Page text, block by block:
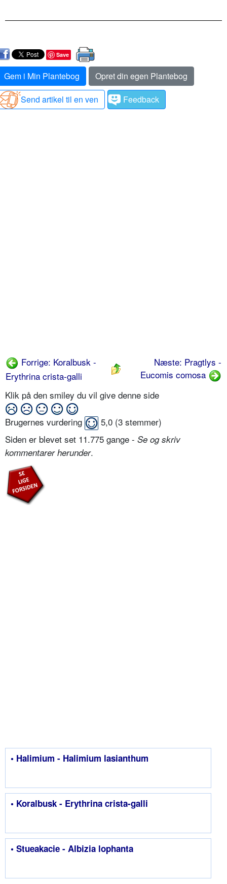
Save
Gem i Min Plantebog
Opret din egen Plantebog
Send artikel til en ven
Feedback
Forrige: Koralbusk -
Erythrina crista-galli
Næste: Pragtlys -
Eucomis comosa
Klik på den smiley du vil give denne side
Brugernes vurdering 5,0 (3 stemmer)
Siden er blevet set 11.775 gange - Se og skriv
kommentarer herunder.
• Halimium - Halimium lasianthum
• Koralbusk - Erythrina crista-galli
• Stueakacie - Albizia lophanta